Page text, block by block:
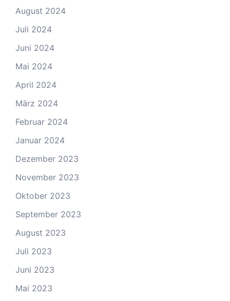
August 2024
Juli 2024
Juni 2024
Mai 2024
April 2024
März 2024
Februar 2024
Januar 2024
Dezember 2023
November 2023
Oktober 2023
September 2023
August 2023
Juli 2023
Juni 2023
Mai 2023